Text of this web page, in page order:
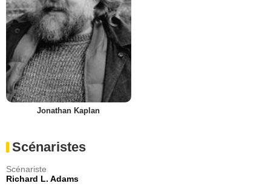
Jonathan Kaplan
Scénaristes
Scénariste
Richard L. Adams